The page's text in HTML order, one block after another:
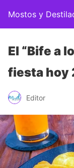
Mostos y
El “Bife a
fiesta hoy
Editor